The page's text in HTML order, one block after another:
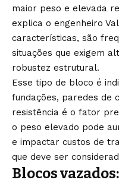
maior peso e elevada
explica o engenheiro
características, são
situações que exigem
robustez estrutural.
Esse tipo de bloco é
fundações, paredes de
resistência é o fator
o peso elevado pode
e impactar custos de
que deve ser
Blocos